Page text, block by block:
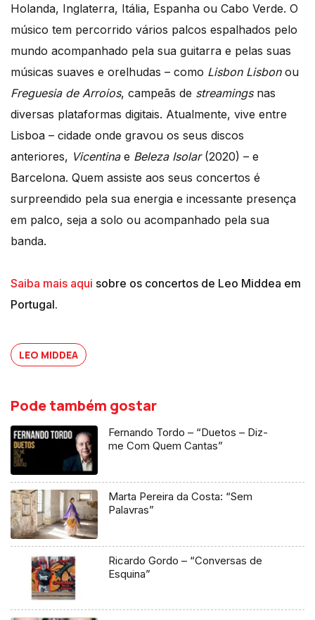
Holanda, Inglaterra, Itália, Espanha ou Cabo Verde. O
músico tem percorrido vários palcos espalhados pelo
mundo acompanhado pela sua guitarra e pelas suas
músicas suaves e orelhudas – como Lisbon Lisbonou
Freguesia de Arroios, campeãs de streamingsnas
diversas plataformas digitais. Atualmente, vive entre
Lisboa – cidade onde gravou os seus discos
anteriores, Vicentinae Beleza Isolar(2020) – e
Barcelona. Quem assiste aos seus concertos é
surpreendido pela sua energia e incessante presença
em palco, seja a solo ou acompanhado pela sua
banda.
Saiba mais aqui sobre os concertos de Leo Middea em
Portugal.
LEO MIDDEA
Pode também gostar
Fernando Tordo – “Duetos – Diz-
me Com Quem Cantas”
Marta Pereira da Costa: “Sem
Palavras”
Ricardo Gordo – “Conversas de
Esquina”